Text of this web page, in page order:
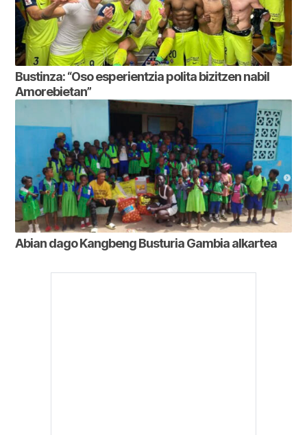
Bustinza: “Oso esperientzia polita bizitzen nabil
Amorebietan”
Abian dago Kangbeng Busturia Gambia alkartea